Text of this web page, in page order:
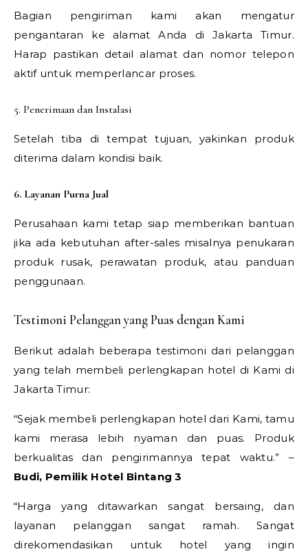
Bagian pengiriman kami akan mengatur
pengantaran ke alamat Anda di Jakarta Timur.
Harap pastikan detail alamat dan nomor telepon
aktif untuk memperlancar proses.
5. Penerimaan dan Instalasi
Setelah tiba di tempat tujuan, yakinkan produk
diterima dalam kondisi baik.
6. Layanan Purna Jual
Perusahaan kami tetap siap memberikan bantuan
jika ada kebutuhan after-sales misalnya penukaran
produk rusak, perawatan produk, atau panduan
penggunaan.
Testimoni Pelanggan yang Puas dengan Kami
Berikut adalah beberapa testimoni dari pelanggan
yang telah membeli perlengkapan hotel di Kami di
Jakarta Timur:
“Sejak membeli perlengkapan hotel dari Kami, tamu
kami merasa lebih nyaman dan puas. Produk
berkualitas dan pengirimannya tepat waktu.” –
Budi, Pemilik Hotel Bintang 3
“Harga yang ditawarkan sangat bersaing, dan
layanan pelanggan sangat ramah. Sangat
direkomendasikan untuk hotel yang ingin